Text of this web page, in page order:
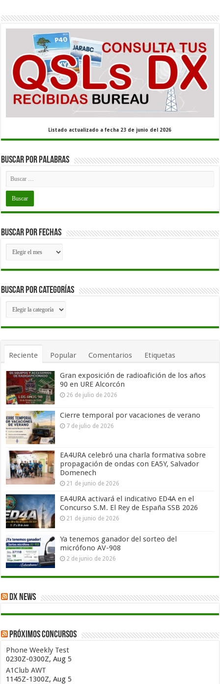
Listado actualizado a fecha 23 de junio del 2026
Buscar por palabras
Buscar por fechas
Buscar
por
Buscar por Categorías
Buscar
por
Reciente Popular Comentarios Etiquetas
Gran exposición de radioafición de los años
90 en URE Alcorcón
26 de julio de 2026
Cierre temporal por vacaciones de verano
7 de julio de 2026
EA4URA celebró una charla formativa sobre
propagación de ondas con EA5Y, Salvador
Domenech
21 de junio de 2026
EA4URA activará el indicativo ED4A en el
Concurso S.M. El Rey de España SSB 2026
21 de junio de 2026
Ya tenemos ganador del sorteo del
micrófono AV-908
2 de junio de 2026
DX News
Próximos concursos
Phone Weekly Test
0230Z-0300Z, Aug 5
A1Club AWT
1145Z-1300Z, Aug 5